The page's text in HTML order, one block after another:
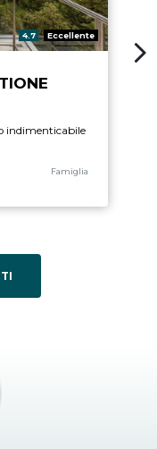
Valutazione:
4.7 Eccellente
indimenticabile
Categoria esperienza
Famiglia